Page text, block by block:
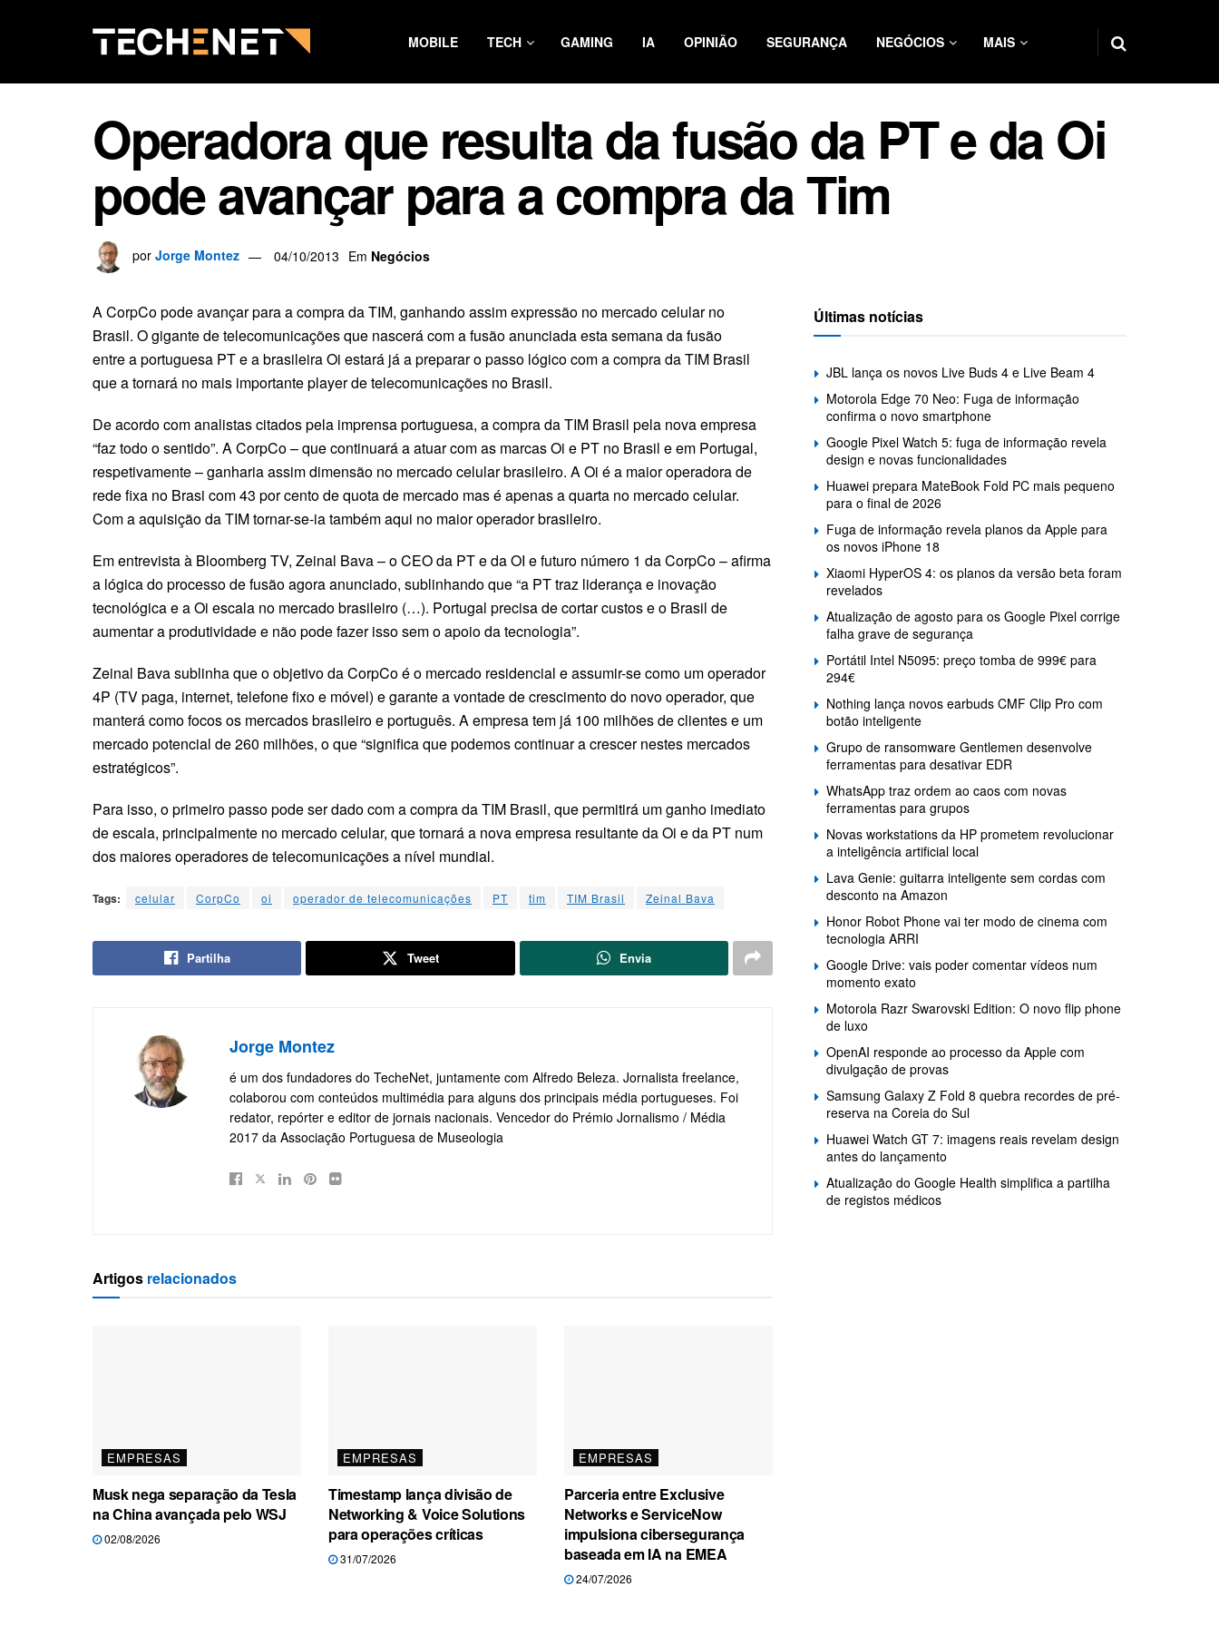
MOBILE TECH GAMING IA OPINIÃO SEGURANÇA NEGÓCIOS MAIS
Operadora que resulta da fusão da PT e da Oi
pode avançar para a compra da Tim
por Jorge Montez 04/10/2013 Em Negócios
A CorpCo pode avançar para a compra da TIM, ganhando assim expressão no mercado celular no
Brasil. O gigante de telecomunicações que nascerá com a fusão anunciada esta semana da fusão
entre a portuguesa PT e a brasileira Oi estará já a preparar o passo lógico com a compra da TIM Brasil
que a tornará no mais importante player de telecomunicações no Brasil.
De acordo com analistas citados pela imprensa portuguesa, a compra da TIM Brasil pela nova empresa
“faz todo o sentido”. A CorpCo – que continuará a atuar com as marcas Oi e PT no Brasil e em Portugal,
respetivamente – ganharia assim dimensão no mercado celular brasileiro. A Oi é a maior operadora de
rede fixa no Brasi com 43 por cento de quota de mercado mas é apenas a quarta no mercado celular.
Com a aquisição da TIM tornar-se-ia também aqui no maior operador brasileiro.
Em entrevista à Bloomberg TV, Zeinal Bava – o CEO da PT e da OI e futuro número 1 da CorpCo – afirma
a lógica do processo de fusão agora anunciado, sublinhando que “a PT traz liderança e inovação
tecnológica e a Oi escala no mercado brasileiro (…). Portugal precisa de cortar custos e o Brasil de
aumentar a produtividade e não pode fazer isso sem o apoio da tecnologia”.
Zeinal Bava sublinha que o objetivo da CorpCo é o mercado residencial e assumir-se como um operador
4P (TV paga, internet, telefone fixo e móvel) e garante a vontade de crescimento do novo operador, que
manterá como focos os mercados brasileiro e português. A empresa tem já 100 milhões de clientes e um
mercado potencial de 260 milhões, o que “significa que podemos continuar a crescer nestes mercados
estratégicos”.
Para isso, o primeiro passo pode ser dado com a compra da TIM Brasil, que permitirá um ganho imediato
de escala, principalmente no mercado celular, que tornará a nova empresa resultante da Oi e da PT num
dos maiores operadores de telecomunicações a nível mundial.
Tags: celular CorpCo oi operador de telecomunicações PT tim TIM Brasil Zeinal Bava
Partilha Tweet Envia
Jorge Montez
é um dos fundadores do TecheNet, juntamente com Alfredo Beleza. Jornalista freelance,
colaborou com conteúdos multimédia para alguns dos principais média portugueses. Foi
redator, repórter e editor de jornais nacionais. Vencedor do Prémio Jornalismo / Média
2017 da Associação Portuguesa de Museologia
Artigos relacionados
EMPRESAS
Musk nega separação da Tesla
na China avançada pelo WSJ
02/08/2026
EMPRESAS
Timestamp lança divisão de
Networking & Voice Solutions
para operações críticas
31/07/2026
EMPRESAS
Parceria entre Exclusive
Networks e ServiceNow
impulsiona cibersegurança
baseada em IA na EMEA
24/07/2026
Últimas notícias
JBL lança os novos Live Buds 4 e Live Beam 4
Motorola Edge 70 Neo: Fuga de informação
confirma o novo smartphone
Google Pixel Watch 5: fuga de informação revela
design e novas funcionalidades
Huawei prepara MateBook Fold PC mais pequeno
para o final de 2026
Fuga de informação revela planos da Apple para
os novos iPhone 18
Xiaomi HyperOS 4: os planos da versão beta foram
revelados
Atualização de agosto para os Google Pixel corrige
falha grave de segurança
Portátil Intel N5095: preço tomba de 999€ para
294€
Nothing lança novos earbuds CMF Clip Pro com
botão inteligente
Grupo de ransomware Gentlemen desenvolve
ferramentas para desativar EDR
WhatsApp traz ordem ao caos com novas
ferramentas para grupos
Novas workstations da HP prometem revolucionar
a inteligência artificial local
Lava Genie: guitarra inteligente sem cordas com
desconto na Amazon
Honor Robot Phone vai ter modo de cinema com
tecnologia ARRI
Google Drive: vais poder comentar vídeos num
momento exato
Motorola Razr Swarovski Edition: O novo flip phone
de luxo
OpenAI responde ao processo da Apple com
divulgação de provas
Samsung Galaxy Z Fold 8 quebra recordes de pré-
reserva na Coreia do Sul
Huawei Watch GT 7: imagens reais revelam design
antes do lançamento
Atualização do Google Health simplifica a partilha
de registos médicos